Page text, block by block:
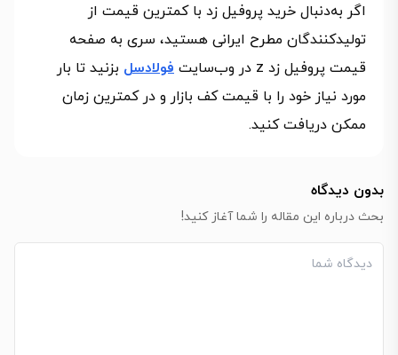
اگر به‌دنبال خرید پروفیل زد با کمترین قیمت از
تولیدکنندگان مطرح ایرانی هستید، سری به صفحه
قیمت پروفیل زد z در وب‌سایت
فولادسل بزنید تا بار
مورد نیاز خود را با قیمت کف بازار و در کمترین زمان
ممکن دریافت کنید.
بدون دیدگاه
بحث درباره این مقاله را شما آغاز کنید!